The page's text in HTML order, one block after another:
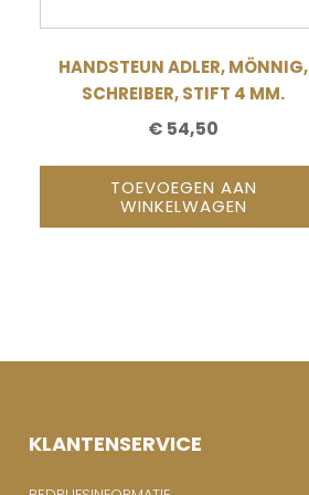
HANDSTEUN ADLER, MÖNNIG,
SCHREIBER, STIFT 4 MM.
€ 54,50
TOEVOEGEN AAN
WINKELWAGEN
KLANTENSERVICE